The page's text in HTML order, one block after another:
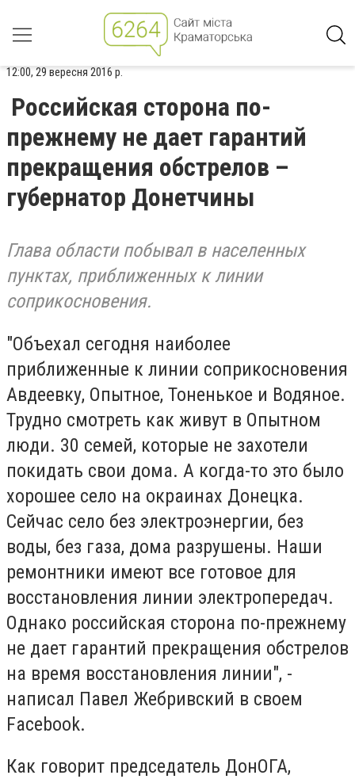
12:00, 29 вересня 2016 р.
Российская сторона по-
прежнему не дает гарантий
прекращения обстрелов –
губернатор Донетчины
Глава области побывал в населенных
пунктах, приближенных к линии
соприкосновения.
"Объехал сегодня наиболее
приближенные к линии соприкосновения
Авдеевку, Опытное, Тоненькое и Водяное.
Трудно смотреть как живут в Опытном
люди. 30 семей, которые не захотели
покидать свои дома. А когда-то это было
хорошее село на окраинах Донецка.
Сейчас село без электроэнергии, без
воды, без газа, дома разрушены. Наши
ремонтники имеют все готовое для
восстановления линии электропередач.
Однако российская сторона по-прежнему
не дает гарантий прекращения обстрелов
на время восстановления линии", -
написал Павел Жебривский в своем
Facebook.
Как говорит председатель ДонОГА,